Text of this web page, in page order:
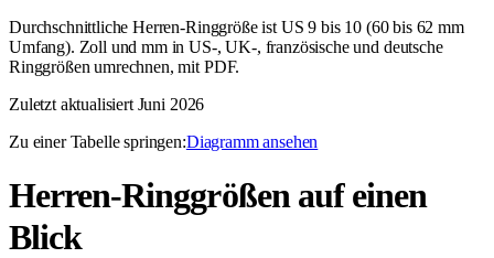
Durchschnittliche Herren-Ringgröße ist US 9 bis 10 (60 bis 62 mm
Umfang). Zoll und mm in US-, UK-, französische und deutsche
Ringgrößen umrechnen, mit PDF.
Zuletzt aktualisiert Juni 2026
Zu einer Tabelle springen:Diagramm ansehen
Herren-Ringgrößen auf einen
Blick